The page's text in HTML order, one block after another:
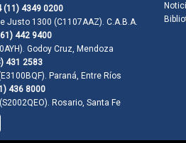
(11) 4349 0200
Justo 1300 (C1107AAZ). C.A.B.A.
442 9400
Godoy Cruz, Mendoza
431 2583
Paraná, Entre Ríos
436 8000
Rosario, Santa Fe